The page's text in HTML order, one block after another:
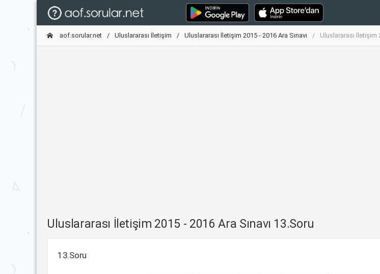
aof.sorular.net Uluslararası İletişim Uluslararası İletişim 2015 - 2016 Ara Sınavı Uluslararası İletişim
Uluslararası İletişim 2015 - 2016 Ara Sınavı 13.Soru
13.Soru